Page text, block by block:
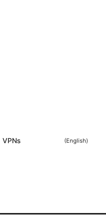
VPNs (English)